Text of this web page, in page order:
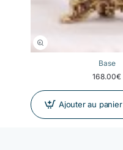
Base
168.00€
Ajouter au panier